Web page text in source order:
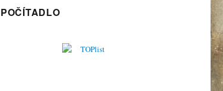
POČÍTADLO